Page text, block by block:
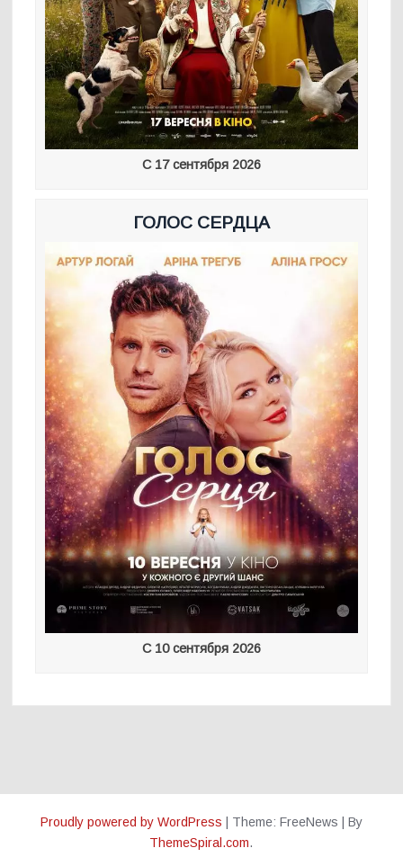
С 17 сентября 2026
ГОЛОС СЕРДЦА
С 10 сентября 2026
Proudly powered by WordPress Theme: FreeNews
By
ThemeSpiral.com.